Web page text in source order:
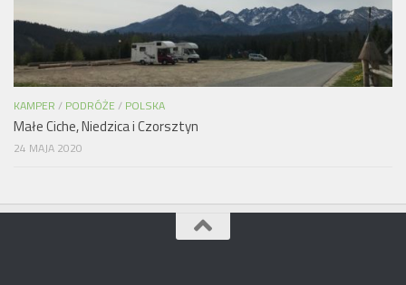
KAMPER / PODRÓŻE / POLSKA
Małe Ciche, Niedzica i Czorsztyn
24 MAJA 2020